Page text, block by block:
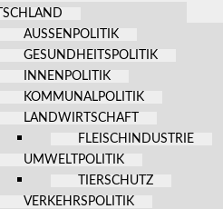
AUSSENPOLITIK
GESUNDHEITSPOLITIK
INNENPOLITIK
KOMMUNALPOLITIK
LANDWIRTSCHAFT
FLEISCHINDUSTRIE
UMWELTPOLITIK
TIERSCHUTZ
VERKEHRSPOLITIK